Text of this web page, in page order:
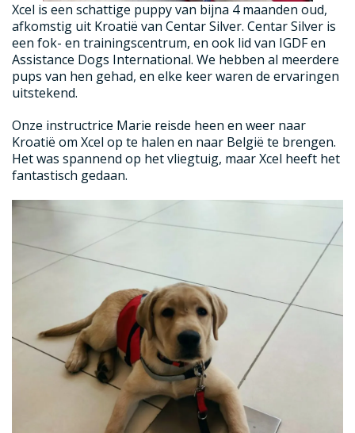
Xcel is een schattige puppy van bijna 4 maanden oud,
afkomstig uit Kroatië van Centar Silver. Centar Silver is
een fok- en trainingscentrum, en ook lid van IGDF en
Assistance Dogs International. We hebben al meerdere
pups van hen gehad, en elke keer waren de ervaringen
uitstekend.
Onze instructrice Marie reisde heen en weer naar
Kroatië om Xcel op te halen en naar België te brengen.
Het was spannend op het vliegtuig, maar Xcel heeft het
fantastisch gedaan.